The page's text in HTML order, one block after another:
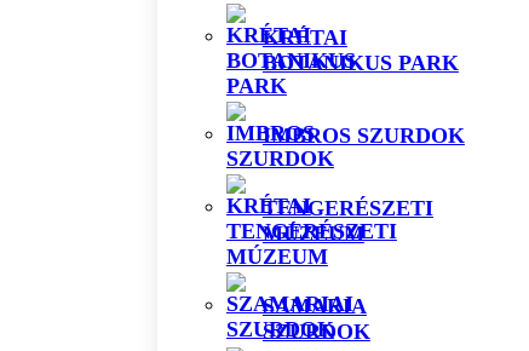
KRÉTAI
BOTANIKUS PARK
IMBROS SZURDOK
TENGERÉSZETI
MÚZEUM
SAMARIA
SZURDOK